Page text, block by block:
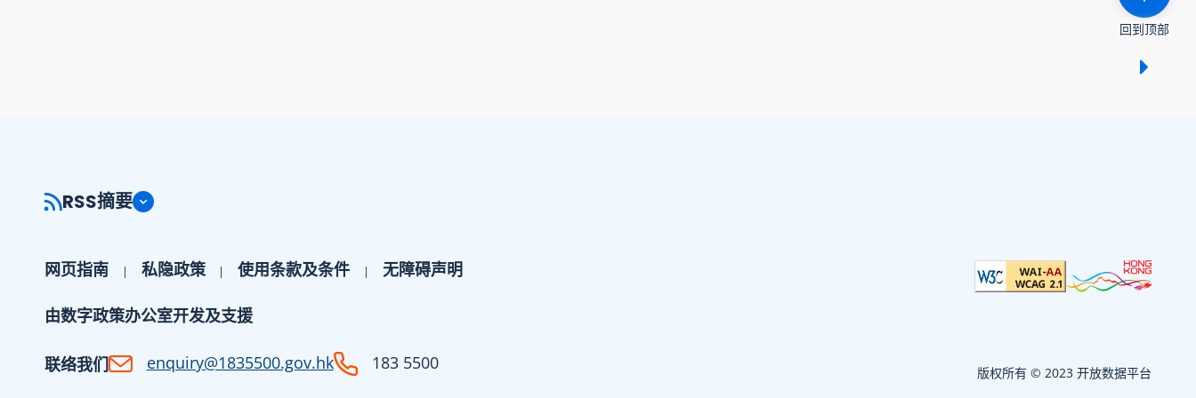
回到顶部
RSS摘要
网页指南 私隐政策 使用条款及条件 无障碍声明
由数字政策办公室开发及支援
联络我们 enquiry@1835500.gov.hk 183 5500 版权所有 © 2023 开放数据平台